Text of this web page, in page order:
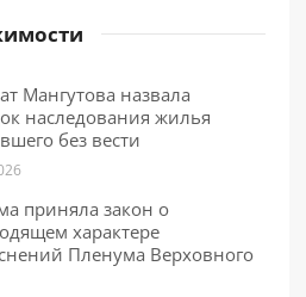
Мангутова назвала
наследования жилья
без вести
приняла закон о
характере
Пленума Верховного